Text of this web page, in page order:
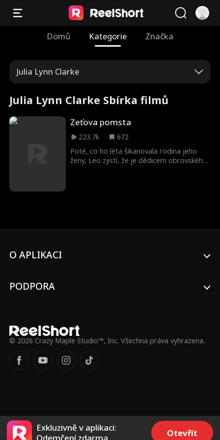
Domů Kategorie Značka
Julia Lynn Clarke
Julia Lynn Clarke Sbírka filmů
Zeťova pomsta
223.7k
672
Poté, co ho léta šikanovala rodina jeho
ženy, Leo zjistí, že je dědicem obrovského
O APLIKACI
PODPORA
© 2026 Crazy Maple Studio™, Inc. Všechna práva vyhrazena.
Exkluzivně v aplikaci:
Otevřít